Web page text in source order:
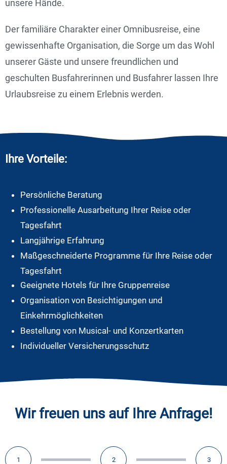
unsere Hände.
Der familiäre Charakter einer Omnibusreise, eine
gewissenhafte Organisation, die Sorge um das Wohl
unserer Gäste und unsere freundlichen und
geschulten Busfahrerinnen und Busfahrer lassen Ihre
Urlaubsreise zu einem Erlebnis werden.
Ihre Vorteile:
Persönliche Beratung
Professionelle Ausarbeitung Ihrer Reise oder
Tagesfahrt
Langjährige Erfahrung
Maßgeschneiderte Programme für Ihre Reise oder
Tagesfahrt
Geeignete Hotels für Ihre Gruppenreise
Organisation von Besichtigungen und
Einkehrmöglichkeiten
Bestellung von Musical- und Konzertkarten
Individueller Versicherungsschutz
Wir freuen uns auf Ihre Anfrage!
1 2 3